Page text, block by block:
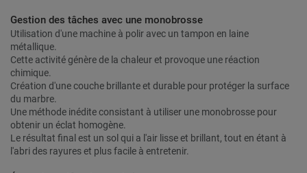
Gestion des tâches avec une monobrosse
Utilisation d'une machine à polir avec un tampon en laine
métallique.
Cette activité génère de la chaleur et provoque une réaction
chimique.
Création d'une couche brillante et durable pour protéger la surface
du marbre.
Une méthode inédite consistant à utiliser une monobrosse pour
obtenir un éclat homogène.
Le résultat final est un sol qui a l'air lisse et brillant, tout en étant à
l'abri des rayures et plus facile à entretenir.